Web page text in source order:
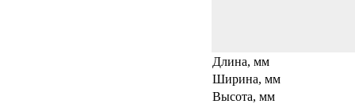
Длина, мм
Ширина, мм
Высота, мм